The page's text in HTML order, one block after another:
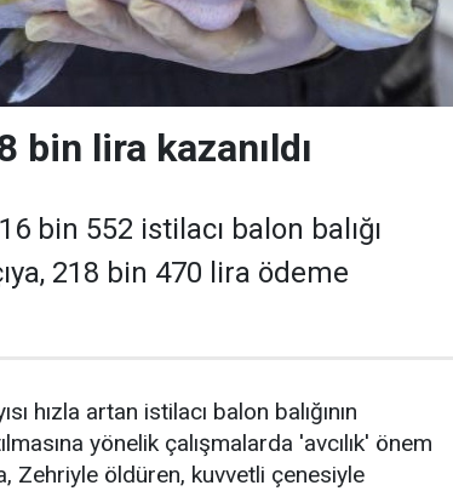
bin lira kazanıldı
bin 552 istilacı balon balığı
218 bin 470 lira ödeme
hızla artan istilacı balon balığının
yönelik çalışmalarda 'avcılık' önem
Zehriyle öldüren, kuvvetli çenesiyle